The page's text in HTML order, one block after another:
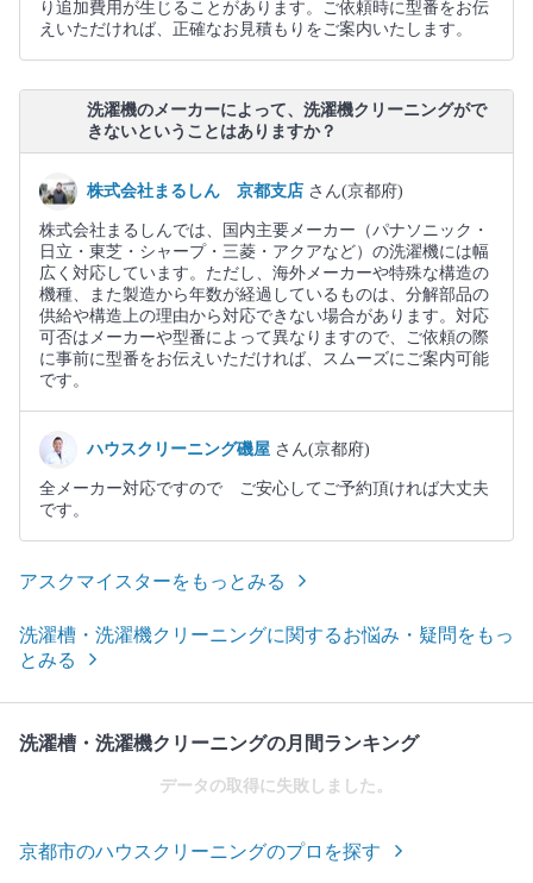
り追加費用が生じることがあります。ご依頼時に型番をお伝
えいただければ、正確なお見積もりをご案内いたします。
洗濯機のメーカーによって、洗濯機クリーニングがで
きないということはありますか？
株式会社まるしん 京都支店 さん(京都府)
株式会社まるしんでは、国内主要メーカー（パナソニック・
日立・東芝・シャープ・三菱・アクアなど）の洗濯機には幅
広く対応しています。ただし、海外メーカーや特殊な構造の
機種、また製造から年数が経過しているものは、分解部品の
供給や構造上の理由から対応できない場合があります。対応
可否はメーカーや型番によって異なりますので、ご依頼の際
に事前に型番をお伝えいただければ、スムーズにご案内可能
です。
ハウスクリーニング磯屋 さん(京都府)
全メーカー対応ですので ご安心してご予約頂ければ大丈夫
です。
アスクマイスターをもっとみる
洗濯槽・洗濯機クリーニングに関するお悩み・疑問をもっ
とみる
洗濯槽・洗濯機クリーニングの月間ランキング
データの取得に失敗しました。
京都市のハウスクリーニングのプロを探す